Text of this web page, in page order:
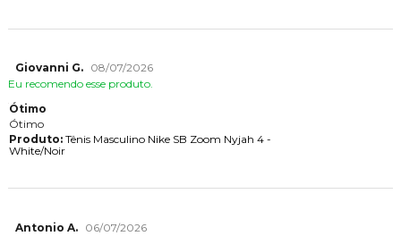
Giovanni G.
08/07/2026
Eu recomendo esse produto.
Ótimo
Ótimo
Produto:Tênis Masculino Nike SB Zoom Nyjah 4 -
White/Noir
Antonio A. 06/07/2026